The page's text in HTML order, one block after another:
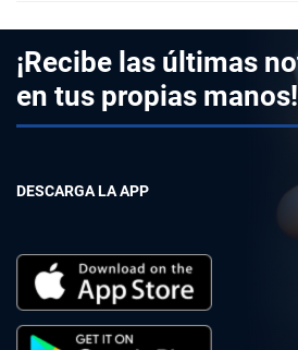
¡Recibe las últimas
en tus propias manos!
DESCARGA LA APP